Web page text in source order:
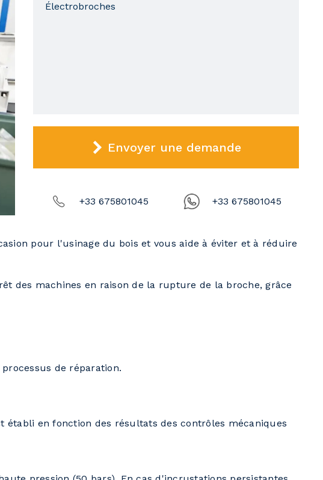
Électrobroches
Envoyer une demande
+33 675801045 +33 675801045
pour l'usinage du bois et vous aide à éviter et à réduire
des machines en raison de la rupture de la broche, grâce
de réparation.
en fonction des résultats des contrôles mécaniques